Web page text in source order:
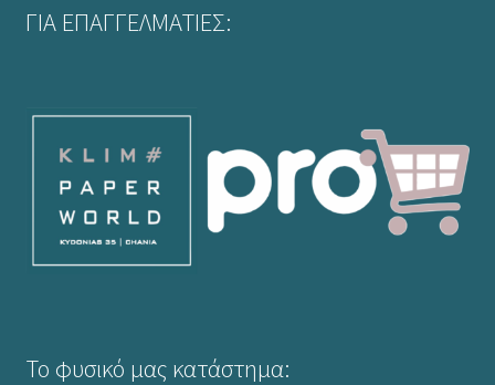
ΓΙΑ ΕΠΑΓΓΕΛΜΑΤΙΕΣ:
Το φυσικό μας κατάστημα: